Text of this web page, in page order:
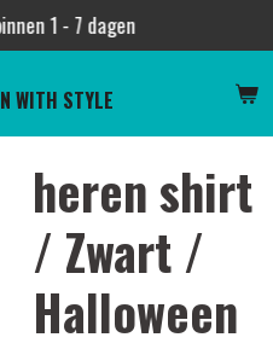
WITH STYLE
1 - 7 dagen
heren shirt
/ Zwart /
Halloween